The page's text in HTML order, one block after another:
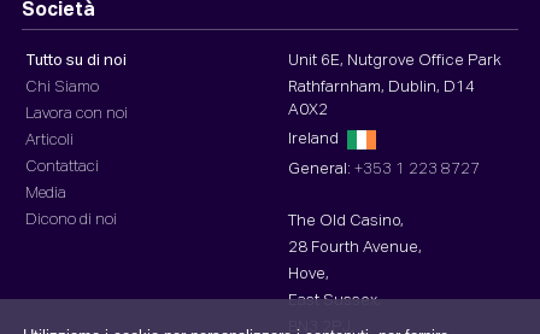
Società
Tutto su di noi
Chi Siamo
Lavora con noi
Articoli
Contattaci
Media
Dicono di noi
Unit 6E, Nutgrove Office Park
Rathfarnham, Dublin, D14
A0X2
Ireland
General: +353 1 223 8727
The Old Casino,
28 Fourth Avenue,
Hove,
East Sussex,
BN3 2PJ,